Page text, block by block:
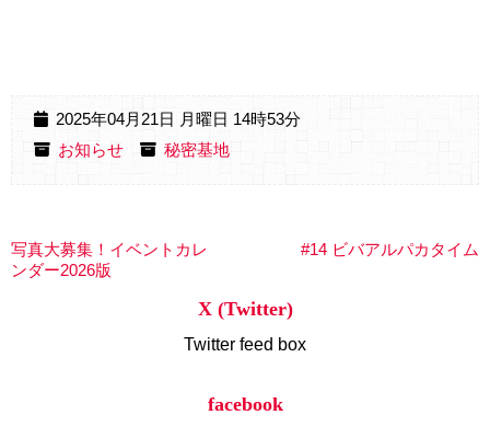
2025年04月21日 月曜日 14時53分
お知らせ
秘密基地
写真大募集！イベントカレ
ンダー2026版
#14 ビバアルパカタイム
X (Twitter)
Twitter feed box
facebook